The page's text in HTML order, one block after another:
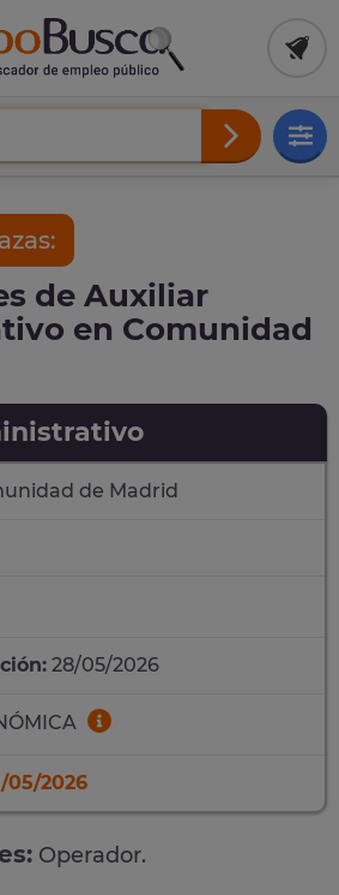
de Auxiliar
en Comunidad
de Madrid
28/05/2026
05/2026
Operador.